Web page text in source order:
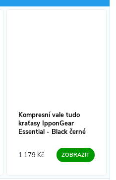
Kompresní vale tudo
kraťasy IpponGear
Essential - Black černé
1 179 Kč ZOBRAZIT